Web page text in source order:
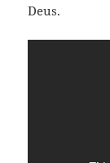
Deus.